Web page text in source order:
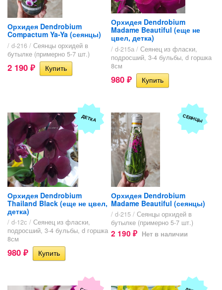
Орхидея Dendrobium
Compactum Ya-Ya (сеянцы)
/ d-216 / Сеянцы орхидей в
бутылке (примерно 5-7 шт.)
2 190 ₽
Орхидея Dendrobium
Madame Beautiful (еще не
цвел, детка)
/ d-215а / Сеянец из фласки,
подросший, 3-4 бульбы, d горшка
8см
980 ₽
ДЕТКА
Орхидея Dendrobium
Thailand Black (еще не цвел,
детка)
/ d-12с / Сеянец из фласки,
подросший, 3-4 бульбы, d горшка
8см
980 ₽
СЕЯНЦЫ
Орхидея Dendrobium
Madame Beautiful (сеянцы)
/ d-215 / Сеянцы орхидей в
бутылке (примерно 5-7 шт.)
2 190 ₽ Нет в наличии